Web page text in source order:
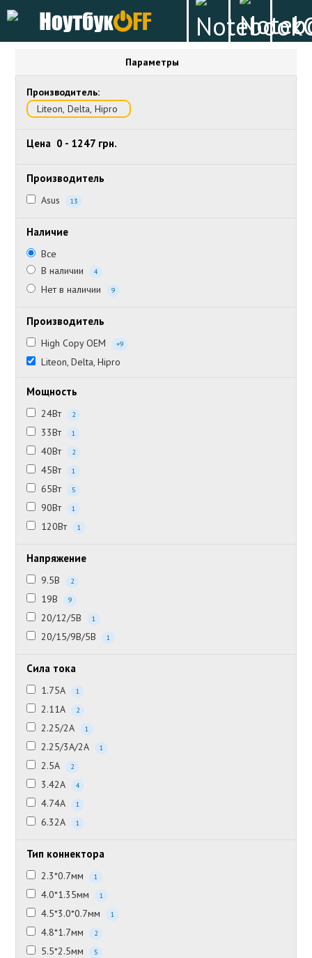
Параметры
Производитель:
Liteon, Delta, Hipro
Цена 0 - 1247 грн.
Производитель
Asus 13
Наличие
Все
В наличии
4
Нет в наличии 9
Производитель
High Copy OEM +9
Liteon, Delta, Hipro
Мощность
24Вт 2
33Вт 1
40Вт 2
45Вт 1
65Вт 5
90Вт 1
120Вт 1
Напряжение
9.5В 2
19В 9
20/12/5В 1
20/15/9В/5В 1
Сила тока
1.75А 1
2.11А 2
2.25/2А 1
2.25/3А/2А 1
2.5А 2
3.42А 4
4.74А 1
6.32А 1
Тип коннектора
2.3*0.7мм 1
4.0*1.35мм 1
4.5*3.0*0.7мм 1
4.8*1.7мм 2
5.5*2.5мм 5